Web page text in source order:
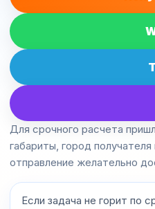
Для срочного расчета
габариты, город
отправление желательно
Если задача не горит по